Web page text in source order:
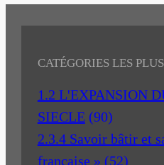
CATÉGORIES LES
1.2 L'EXPANSION
SIECLE (90)
2.3.4 Savoir bâtir et
française » (52)